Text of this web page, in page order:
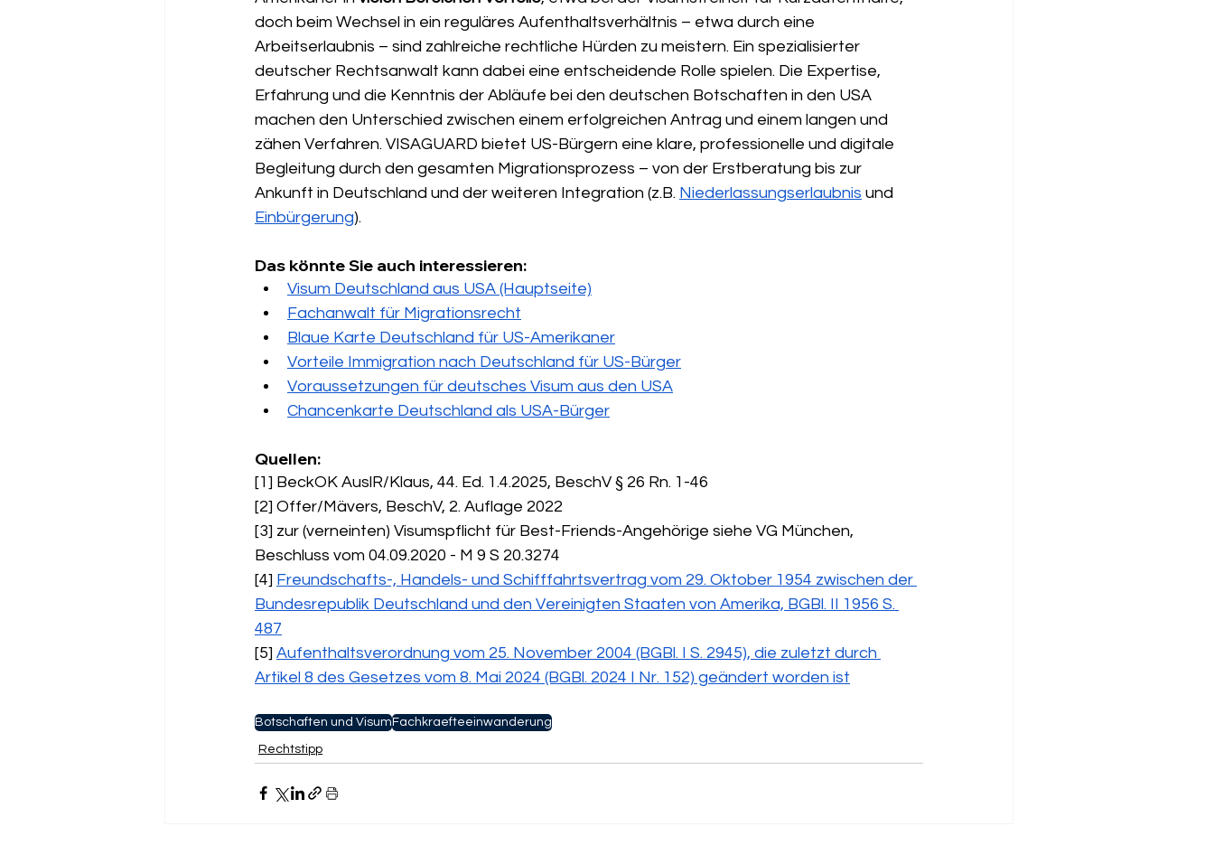
doch beim Wechsel in ein reguläres Aufenthaltsverhältnis – etwa durch eine
Arbeitserlaubnis – sind zahlreiche rechtliche Hürden zu meistern. Ein spezialisierter
deutscher Rechtsanwalt kann dabei eine entscheidende Rolle spielen. Die Expertise,
Erfahrung und die Kenntnis der Abläufe bei den deutschen Botschaften in den USA
machen den Unterschied zwischen einem erfolgreichen Antrag und einem langen und
zähen Verfahren. VISAGUARD bietet US-Bürgern eine klare, professionelle und digitale
Begleitung durch den gesamten Migrationsprozess – von der Erstberatung bis zur
Ankunft in Deutschland und der weiteren Integration (z.B. Niederlassungserlaubnis und
Einbürgerung).
Das könnte Sie auch interessieren:
Visum Deutschland aus USA (Hauptseite)
Fachanwalt für Migrationsrecht
Blaue Karte Deutschland für US-Amerikaner
Vorteile Immigration nach Deutschland für US-Bürger
Voraussetzungen für deutsches Visum aus den USA
Chancenkarte Deutschland als USA-Bürger
Quellen:
[1] BeckOK AuslR/Klaus, 44. Ed. 1.4.2025, BeschV § 26 Rn. 1-46
[2] Offer/Mävers, BeschV, 2. Auflage 2022
[3] zur (verneinten) Visumspflicht für Best-Friends-Angehörige siehe VG München,
Beschluss vom 04.09.2020 - M 9 S 20.3274
[4] Freundschafts-, Handels- und Schifffahrtsvertrag vom 29. Oktober 1954 zwischen der
Bundesrepublik Deutschland und den Vereinigten Staaten von Amerika, BGBl. II 1956 S.
487
[5] Aufenthaltsverordnung vom 25. November 2004 (BGBl. I S. 2945), die zuletzt durch
Artikel 8 des Gesetzes vom 8. Mai 2024 (BGBl. 2024 I Nr. 152) geändert worden ist
Botschaften und VisumFachkraefteeinwanderung
Rechtstipp